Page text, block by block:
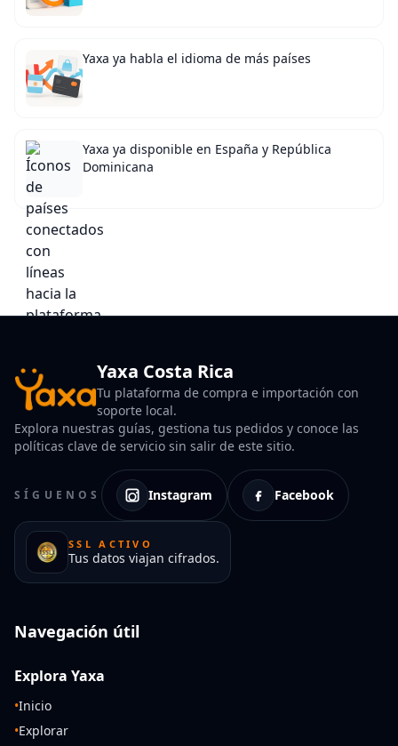
Yaxa ya habla el idioma de más países
Yaxa ya disponible en España y República
Dominicana
Yaxa Costa Rica
Tu plataforma de compra e importación con
soporte local.
Explora nuestras guías, gestiona tus pedidos y conoce las
políticas clave de servicio sin salir de este sitio.
SÍGUENOS Instagram Facebook
SSL ACTIVO
Tus datos viajan cifrados.
Navegación útil
Explora Yaxa
•Inicio
•Explorar